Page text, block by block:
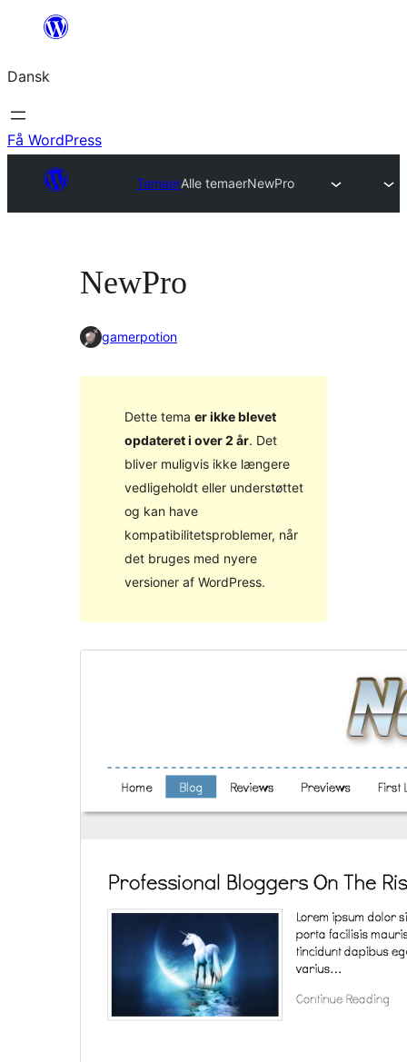
Spring
indhold
Dansk
Få WordPress
TemaerAlle temaerNewPro
NewPro
gamerpotion
Dette tema er ikke blevet
opdateret i over 2 år. Det
bliver muligvis ikke længere
vedligeholdt eller understøttet
og kan have
kompatibilitetsproblemer, når
det bruges med nyere
versioner af WordPress.